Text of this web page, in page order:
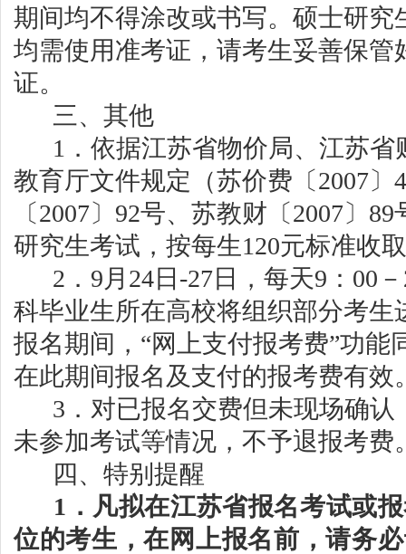
期间均不得涂改或书写。硕士研究
均需使用准考证 ，请考生妥善保
证。
三、其他
1．依据江苏省物价局、江苏省
教育厅文件规定（苏价费〔2007〕
〔2007〕92号、苏教财〔2007〕
研究生考试，按每生120元标准收
2．9月24日 -27日，每天9：00
科毕业生所在高校将组织部分考生
报名期间，“网上支付报考费”功能
在此期间报名及支付的报考费有效
3． 对已报名交费但未现场确认
未参加考试等情况 ，不予退报考费
四 、特别提醒
1． 凡拟在江苏省报名考试或
位的考生，在网上报名前，请务